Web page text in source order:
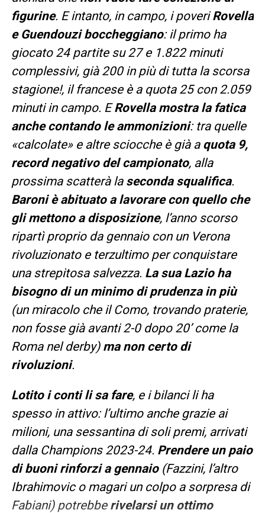
figurine. E intanto, in campo, i poveriRovella
e Guendouzi boccheggiano: il primo ha
giocato 24 partite su 27 e 1.822 minuti
complessivi, già 200 in più di tutta la scorsa
stagione!, il francese è a quota 25 con 2.059
minuti in campo. ERovella mostra la fatica
anche contando le ammonizioni: tra quelle
«calcolate» e altre sciocche è già a quota 9,
record negativo del campionato, alla
prossima scatterà la seconda squalifica.
Baroni è abituato a lavorare con quello che
gli mettono a disposizione, l’anno scorso
ripartì proprio da gennaio con un Verona
rivoluzionato e terzultimo per conquistare
una strepitosa salvezza. La sua Lazio ha
bisogno di un minimo di prudenza in più
(un miracolo che il Como, trovando praterie,
non fosse già avanti 2-0 dopo 20’ come la
Roma nel derby) ma non certo di
rivoluzioni.
Lotito i conti li sa fare, e i bilanci li ha
spesso in attivo: l’ultimo anche grazie ai
milioni, una sessantina di soli premi, arrivati
dalla Champions 2023-24. Prendere un paio
di buoni rinforzi a gennaio(Fazzini, l’altro
Ibrahimovic o magari un colpo a sorpresa di
Fabiani) potrebbe rivelarsi un ottimo